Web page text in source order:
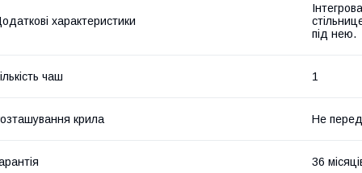
характеристики
під нею.
чаш 1
крила Не
36